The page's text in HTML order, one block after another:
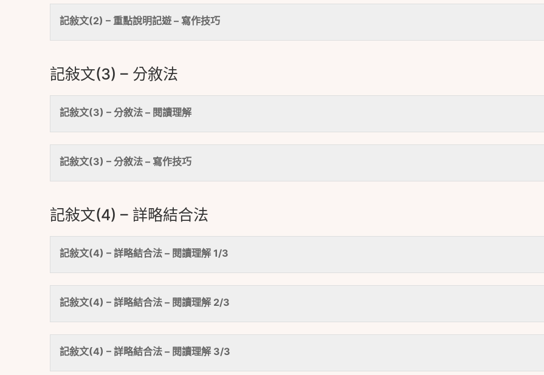
記敍文(2) – 重點說明記遊 – 寫作技巧
記敍文(3) – 分敘法
記敍文(3) – 分敘法 – 閱讀理解
記敍文(3) – 分敘法 – 寫作技巧
記敍文(4) – 詳略結合法
記敍文(4) – 詳略結合法 – 閱讀理解 1/3
記敍文(4) – 詳略結合法 – 閱讀理解 2/3
記敍文(4) – 詳略結合法 – 閱讀理解 3/3